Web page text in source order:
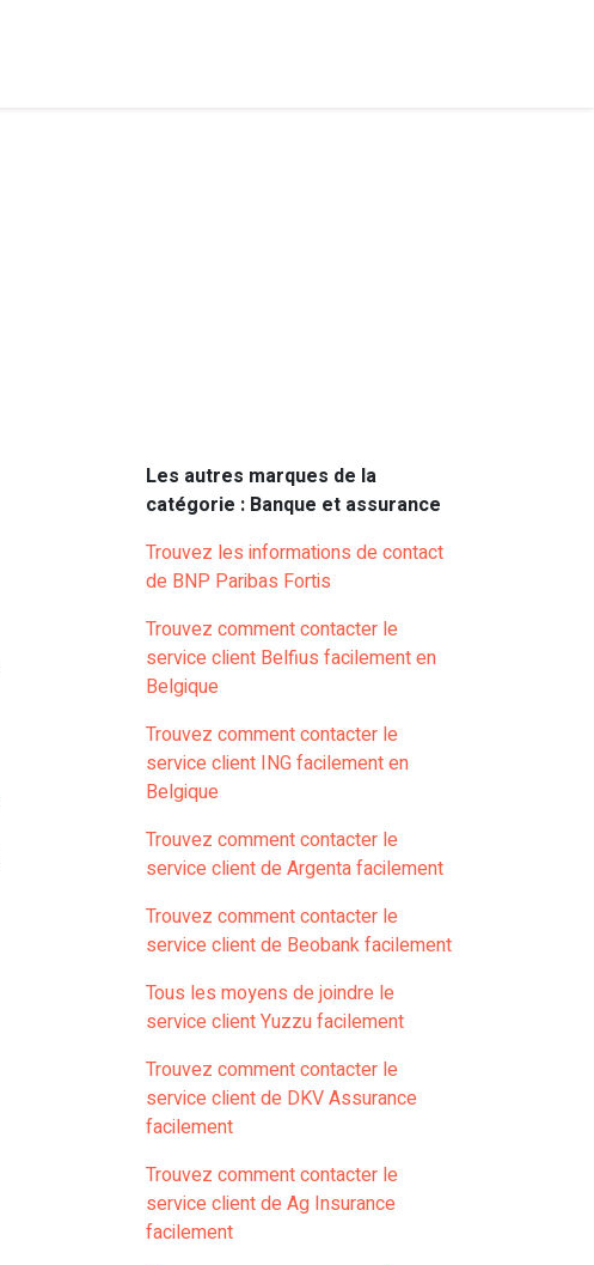
Les autres marques de la
catégorie : Banque et assurance
Trouvez les informations de contact
de BNP Paribas Fortis
Trouvez comment contacter le
service client Belfius facilement en
Belgique
Trouvez comment contacter le
service client ING facilement en
Belgique
Trouvez comment contacter le
service client de Argenta facilement
Trouvez comment contacter le
service client de Beobank facilement
Tous les moyens de joindre le
service client Yuzzu facilement
Trouvez comment contacter le
service client de DKV Assurance
facilement
Trouvez comment contacter le
service client de Ag Insurance
facilement